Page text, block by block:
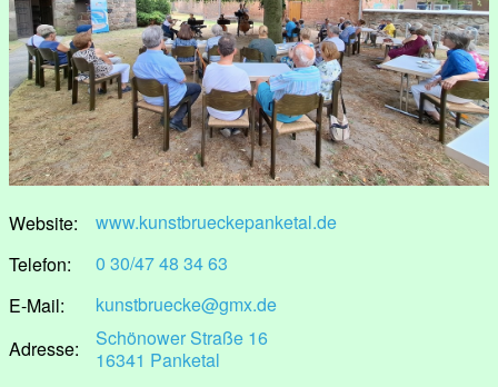
Website:
www.kunstbrueckepanketal.de
Telefon:
0 30/47 48 34 63
E-Mail:
kunstbruecke@gmx.de
Adresse:
Schönower Straße 16
16341 Panketal